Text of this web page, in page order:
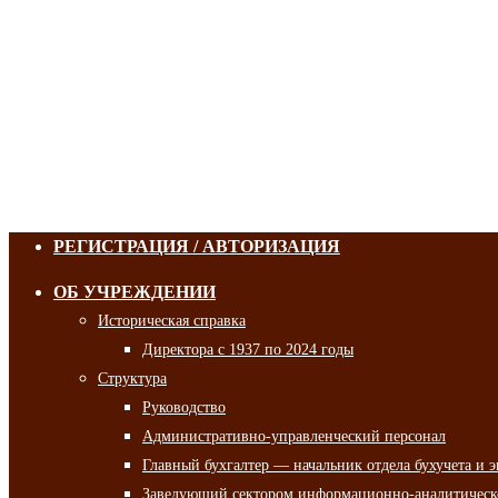
РЕГИСТРАЦИЯ / АВТОРИЗАЦИЯ
ОБ УЧРЕЖДЕНИИ
Историческая справка
Директора с 1937 по 2024 годы
Структура
Руководство
Административно-управленческий персонал
Главный бухгалтер — начальник отдела бухучета и
Заведующий сектором информационно-